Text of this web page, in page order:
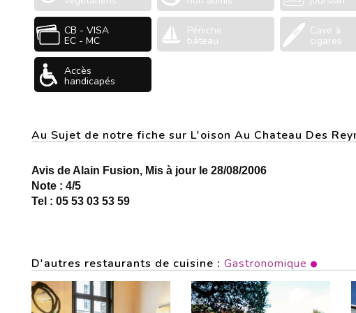
CB - VISA
EC - MC
Péniche
bâteau
Cave à
cigares
Accès
handicapés
Au Sujet de notre fiche sur L'oison Au Chateau Des
Avis de Alain Fusion, Mis à jour le 28/08/2006
Note : 4/5
Tel : 05 53 03 53 59
D'autres restaurants de cuisine : Gastronomique